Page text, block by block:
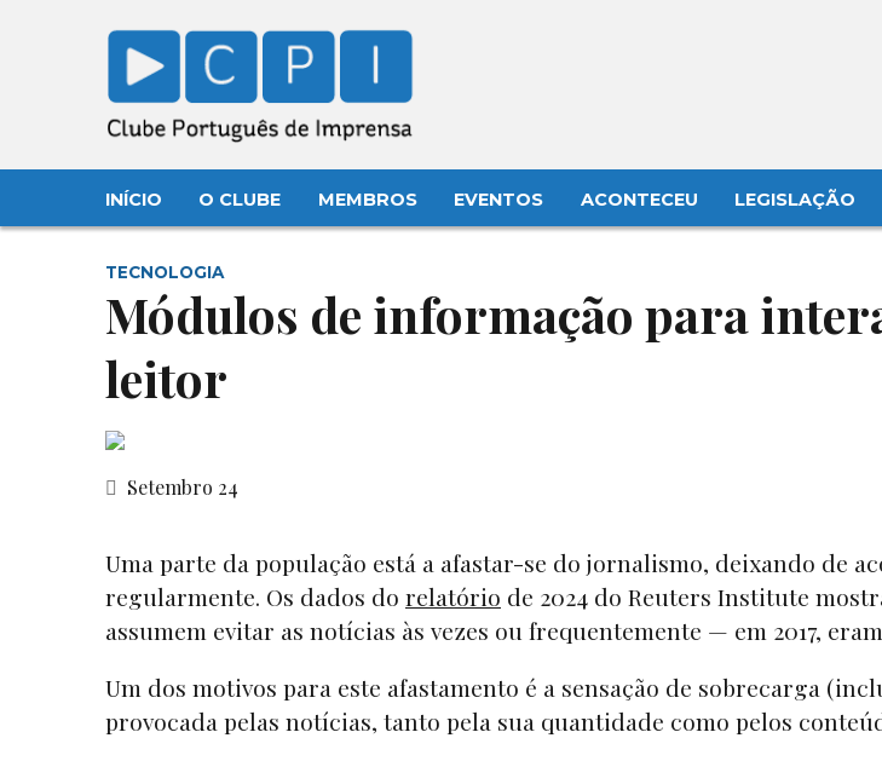
INÍCIO O CLUBE MEMBROS EVENTOS ACONTECEU LEGISLAÇÃO
TECNOLOGIA
Módulos de informação para
leitor
Setembro 24
Uma parte da população está a afastar-se do jornalismo, deixando de
regularmente. Os dados do relatório de 2024 do Reuters Institute
assumem evitar as notícias às vezes ou frequentemente — em 2017, eram
Um dos motivos para este afastamento é a sensação de sobrecarga
provocada pelas notícias, tanto pela sua quantidade como pelos